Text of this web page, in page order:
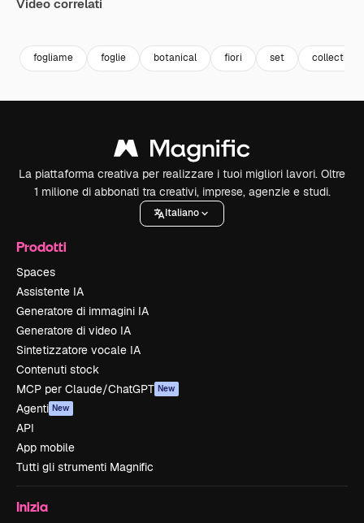
Video correlati
fogliame foglie botanical fiori set collection
La piattaforma creativa per realizzare i tuoi migliori lavori. Oltre
1 milione di abbonati tra creativi, imprese, agenzie e studi.
Italiano
Prodotti
Spaces
Assistente IA
Generatore di immagini IA
Generatore di video IA
Sintetizzatore vocale IA
Contenuti stock
MCP per Claude/ChatGPT New
Agenti New
API
App mobile
Tutti gli strumenti Magnific
Inizia